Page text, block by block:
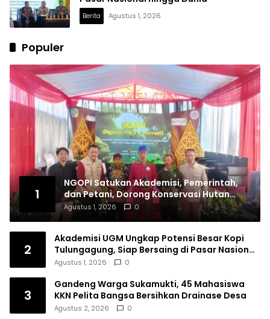
Berita Agustus 1, 2026
Populer
1
NGOPI Satukan Akademisi, Pemerintah,
dan Petani, Dorong Konservasi Hutan
serta Daya Saing Kopi Tulungagung
Agustus 1, 2026 0
2
Akademisi UGM Ungkap Potensi Besar Kopi
Tulungagung, Siap Bersaing di Pasar Nasional
hingga Dunia
Agustus 1, 2026 0
3
Gandeng Warga Sukamukti, 45 Mahasiswa
KKN Pelita Bangsa Bersihkan Drainase Desa
Agustus 2, 2026 0